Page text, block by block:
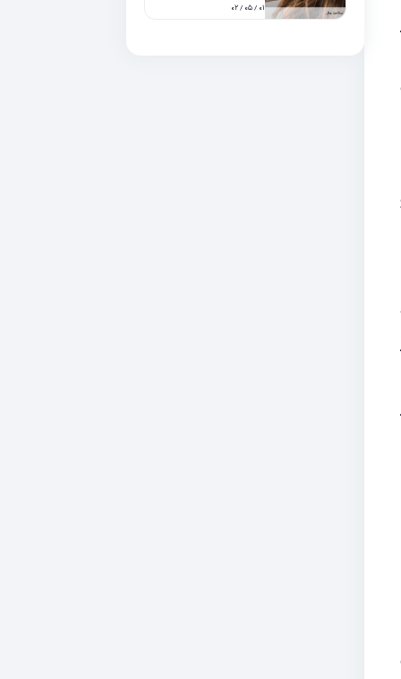
۰۱ / ۰۵ / ۰۲